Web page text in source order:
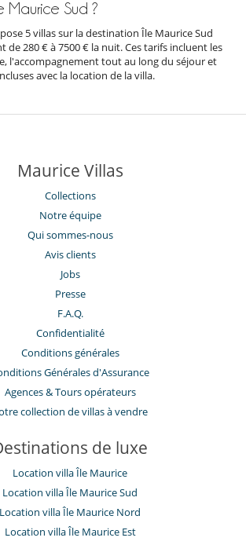
Maurice Sud ?
5 villas sur la destination Île Maurice Sud
de 280 € à 7500 € la nuit. Ces tarifs incluent les
l'accompagnement tout au long du séjour et
avec la location de la villa.
Maurice Villas
Collections
Notre équipe
Qui sommes-nous
Avis clients
Jobs
Presse
F.A.Q.
Confidentialité
Conditions générales
Générales d'Assurance
​Agences & Tours opérateurs
collection de villas à vendre
de luxe
Location villa Île Maurice
Location villa Île Maurice Sud
Location villa Île Maurice Nord
Location villa Île Maurice Est